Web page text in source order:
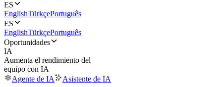
ES
EnglishTürkçePortuguês
ES
EnglishTürkçePortuguês
Oportunidades
IA
Aumenta el rendimiento del
equipo con IA
Agente de IA
Asistente de IA